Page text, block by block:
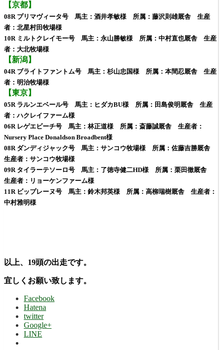
【京都】
08R プリマヴィータ号 馬主：酒井孝敏様 所属：藤沢則雄厩舎 生産
者：北星村田牧場様
10R ミルトクレイモー号 馬主：永山勝敏様 所属：中村直也厩舎 生産
者：大北牧場様
【新潟】
04R ブライトファントム号 馬主：杉山忠国様 所属：本間忍厩舎 生産
者：明治牧場様
【東京】
05R ラルンエベール号 馬主：ヒダカBU様 所属：田島俊明厩舎 生産
者：ハクレイファーム様
06R レゲエビーチ号 馬主：林正道様 所属：斎藤誠厩舎 生産者：
Nursery Place Donaldson Broadbent様
08R ダンディジャック号 馬主：サンコウ牧場様 所属：佐藤吉勝厩舎
生産者：サンコウ牧場様
09R タイラーテソーロ号 馬主：了徳寺健二HD様 所属：栗田徹厩舎
生産者：リョーケンファーム様
11R ビップレーヌ号 馬主：鈴木邦英様 所属：高柳瑞樹厩舎 生産者：
中村雅明様
以上、19頭の出走です。
宜しくお願い致します。
Facebook
Hatena
twitter
Google+
LINE